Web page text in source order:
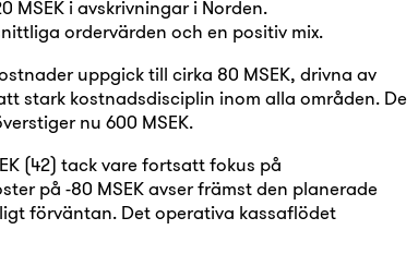
i avskrivningar i Norden.
ordervärden och en positiv mix.
uppgick till cirka 80 MSEK, drivna av
stark kostnadsdisciplin inom alla områden. De
nu 600 MSEK.
(42) tack vare fortsatt fokus på
på -80 MSEK avser främst den planerade
förväntan. Det operativa kassaflödet